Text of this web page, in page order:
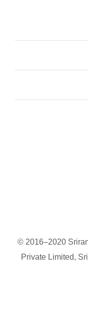
© 2016–2020
Private Limited,